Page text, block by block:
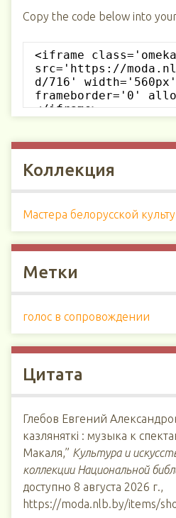
Copy the code below into
Коллекция
Мастера белорусской
Метки
голос в сопровождении
Цитата
Глебов Евгений
казляняткі : музыка к
Макаля,” Культура и
коллекции Национальной
доступно 8 августа 2026 г.,
https://moda.nlb.by/items/